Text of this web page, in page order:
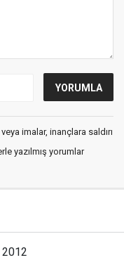
imalar, inançlara saldırı
yazılmış yorumlar